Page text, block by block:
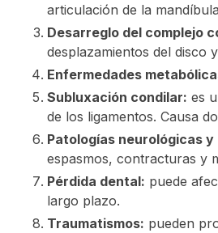
articulación de la
Desarreglo del complejo
desplazamientos del disco
Enfermedades
Subluxación condilar: es
de los ligamentos. Causa
Patologías neurológicas
espasmos, contracturas y
Pérdida dental: puede
largo plazo.
Traumatismos: pueden